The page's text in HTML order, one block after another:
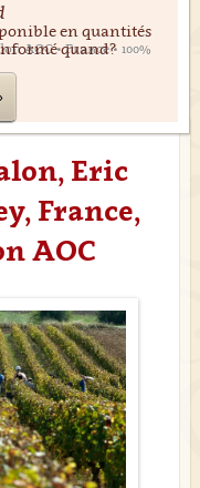
AOC • France • 100%
en quantités
quand?
Eric
France,
AOC